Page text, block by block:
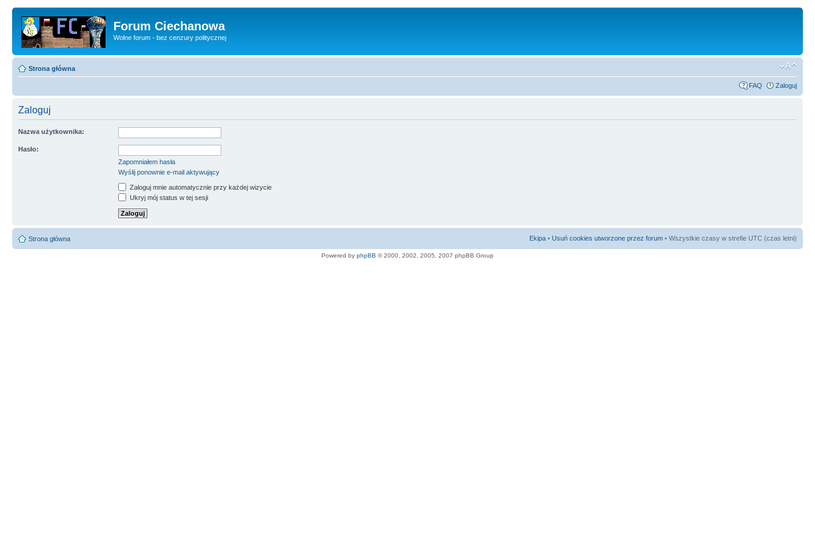
Forum Ciechanowa
Wolne forum - bez cenzury politycznej
Strona główna
FAQ Zaloguj
Zaloguj
Nazwa użytkownika:
Hasło:
Zapomniałem hasła
Wyślij ponownie e-mail aktywujący
Zaloguj mnie automatycznie przy każdej wizycie
Ukryj mój status w tej sesji
Strona główna Ekipa • Usuń cookies utworzone przez forum • Wszystkie czasy w strefie UTC (czas letni)
Powered by phpBB © 2000, 2002, 2005, 2007 phpBB Group